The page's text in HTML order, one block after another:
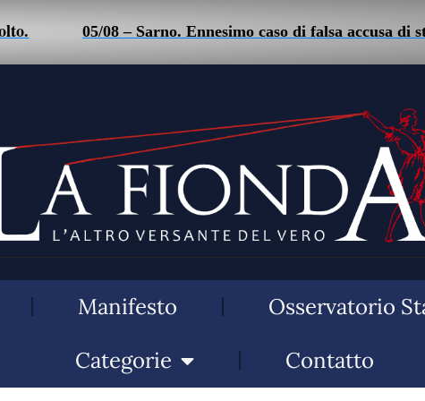
05/08 – Sarno. Ennesimo caso di falsa accusa di
Manifesto Osservatorio
Categorie
Contatto